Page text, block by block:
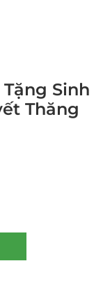
Sinh
Thăng